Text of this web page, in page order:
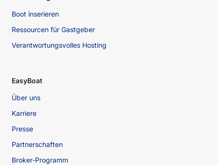
Boot inserieren
Ressourcen für Gastgeber
Verantwortungsvolles Hosting
EasyBoat
Über uns
Karriere
Presse
Partnerschaften
Broker-Programm